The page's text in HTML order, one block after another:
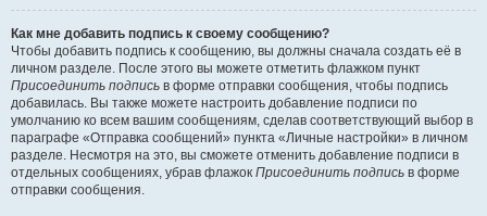
Как мне добавить подпись к своему сообщению?
Чтобы добавить подпись к сообщению, вы должны сначала создать её в
личном разделе. После этого вы можете отметить флажком пункт
Присоединить подпись в форме отправки сообщения, чтобы подпись
добавилась. Вы также можете настроить добавление подписи по
умолчанию ко всем вашим сообщениям, сделав соответствующий выбор в
параграфе «Отправка сообщений» пункта «Личные настройки» в личном
разделе. Несмотря на это, вы сможете отменить добавление подписи в
отдельных сообщениях, убрав флажок Присоединить подпись в форме
отправки сообщения.